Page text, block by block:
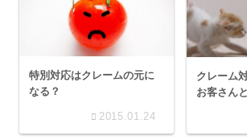
特別対応はクレームの元に
なる？
2015.01.24
クレーム
お客さん